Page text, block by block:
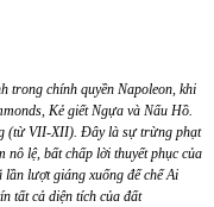
trong chính quyền Napoleon, khi
Kẻ giết Ngựa và Nấu Hồ.
(từ VII-XII). Đây là sự trừng phạt
lệ, bất chấp lời thuyết phục của
lượt giáng xuống đế chế Ai
tất cả diện tích của đất